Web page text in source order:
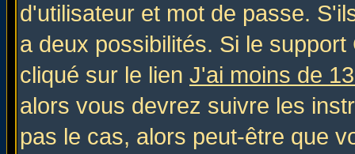
d'utilisateur et mot de passe.
a deux possibilités. Si le
cliqué sur le lien J'ai moins de
alors vous devrez suivre les
pas le cas, alors peut-être que